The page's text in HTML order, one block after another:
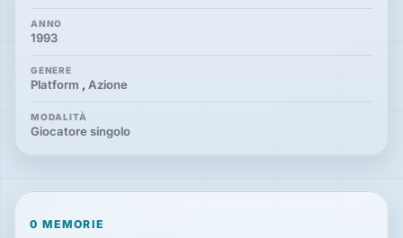
ANNO
1993
GENERE
Platform , Azione
MODALITÀ
Giocatore singolo
0 MEMORIE